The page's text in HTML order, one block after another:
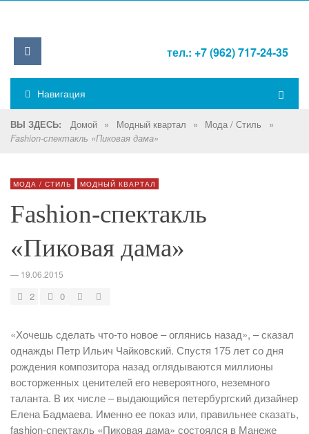
тел.: +7 (962) 717-24-35
Навигация
ВЫ ЗДЕСЬ: Домой » Модный квартал » Мода / Стиль »
Fashion-спектакль «Пиковая дама»
МОДА / СТИЛЬ МОДНЫЙ КВАРТАЛ
Fashion-спектакль
«Пиковая дама»
— 19.06.2015
2 0
«Хочешь сделать что-то новое – оглянись назад», – сказал
однажды Петр Ильич Чайковский. Спустя 175 лет со дня
рождения композитора назад оглядываются миллионы
восторженных ценителей его невероятного, неземного
таланта. В их числе – выдающийся петербургский дизайнер
Елена Бадмаева. Именно ее показ или, правильнее сказать,
fashion-спектакль «Пиковая дама» состоялся в Манеже